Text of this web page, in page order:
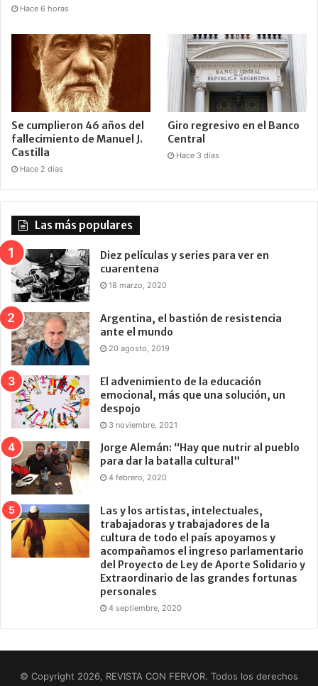
Hace 6 horas
Se cumplieron 46 años del
fallecimiento de Manuel J.
Castilla
Hace 2 días
Giro regresivo en el Banco
Central
Hace 3 días
Las más populares
Diez películas y series para ver en
cuarentena
18 marzo, 2020
Argentina, el bastión de resistencia
ante el mundo
20 agosto, 2019
El advenimiento de la educación
emocional, más que una solución, un
despojo
3 noviembre, 2021
Jorge Alemán: “Hay que nutrir al pueblo
para dar la batalla cultural”
4 febrero, 2020
Las y los artistas, intelectuales,
trabajadoras y trabajadores de la
cultura de todo el país apoyamos y
acompañamos el ingreso parlamentario
del Proyecto de Ley de Aporte Solidario y
Extraordinario de las grandes fortunas
personales
4 septiembre, 2020
© Copyright 2026, REVISTA CON FERVOR. Todos los derechos